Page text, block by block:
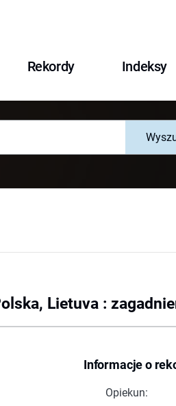
Rekordy Indeksy
Lietuva :
Informacje o
Opiekun: